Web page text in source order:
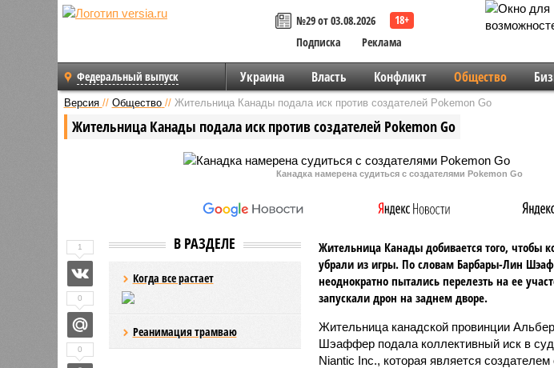
№29 от 03.08.2026
Подписка
Реклама
Федеральный выпуск Украина Власть Конфликт Общество
Версия // Общество // Жительница Канады подала иск против создателей Pokemon Go
Жительница Канады подала иск против создателей Pokemon Go
Канадка намерена судиться с создателями Pokemon Go
В РАЗДЕЛЕ
Когда все растает
Реанимация трамваю
Жительница Канады добивается того, чтобы
убрали из игры. По словам Барбары-Лин
неоднократно пытались перелезть на ее
запускали дрон на заднем дворе.
Жительница канадской провинции
Шэаффер подала коллективный иск в
Niantic Inc., которая является
1
0
0